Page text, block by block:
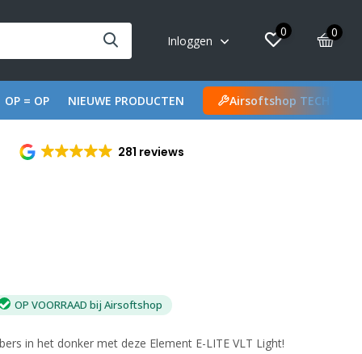
Inloggen
0 0
OP = OP NIEUWE PRODUCTEN Airsoftshop TECH
281 reviews
OP VOORRAAD bij Airsoftshop
in het donker met deze Element E-LITE VLT Light!